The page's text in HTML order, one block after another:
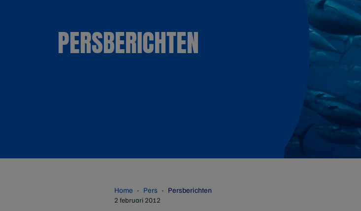
PERSBERICHTEN
Home Pers Persberichten
2 februari 2012